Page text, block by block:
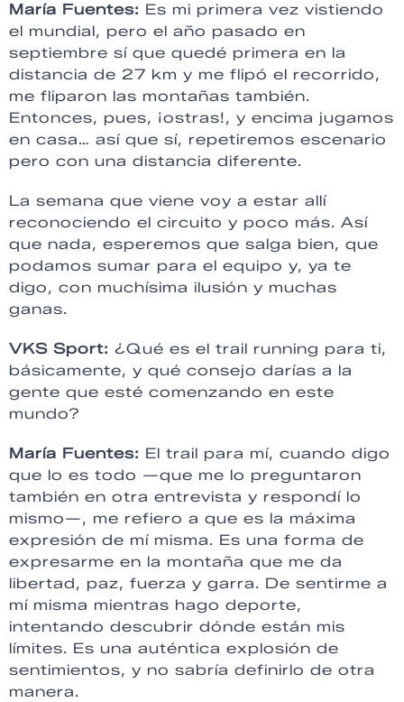
María Fuentes: Es mi primera vez vistiendo
el mundial, pero el año pasado en
septiembre sí que quedé primera en la
distancia de 27 km y me flipó el recorrido,
me fliparon las montañas también.
Entonces, pues, ¡ostras!, y encima jugamos
en casa… así que sí, repetiremos escenario
pero con una distancia diferente.
La semana que viene voy a estar allí
reconociendo el circuito y poco más. Así
que nada, esperemos que salga bien, que
podamos sumar para el equipo y, ya te
digo, con muchísima ilusión y muchas
ganas.
VKS Sport: ¿Qué es el trail running para ti,
básicamente, y qué consejo darías a la
gente que esté comenzando en este
mundo?
María Fuentes: El trail para mí, cuando digo
que lo es todo —que me lo preguntaron
también en otra entrevista y respondí lo
mismo—, me refiero a que es la máxima
expresión de mí misma. Es una forma de
expresarme en la montaña que me da
libertad, paz, fuerza y garra. De sentirme a
mí misma mientras hago deporte,
intentando descubrir dónde están mis
límites. Es una auténtica explosión de
sentimientos, y no sabría definirlo de otra
manera.